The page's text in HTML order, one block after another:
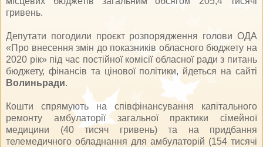
гривень.
Депутати погодили проєкт розпорядження голови ОДА
«Про внесення змін до показників обласного бюджету на
2020 рік» під час постійної комісії обласної ради з питань
бюджету, фінансів та цінової політики, йдеться на сайті
Волиньради.
Кошти спрямують на співфінансування капітального
ремонту амбулаторії загальної практики сімейної
медицини (40 тисяч гривень) та на придбання
телемедичного обладнання для амбулаторій (154 тисячі